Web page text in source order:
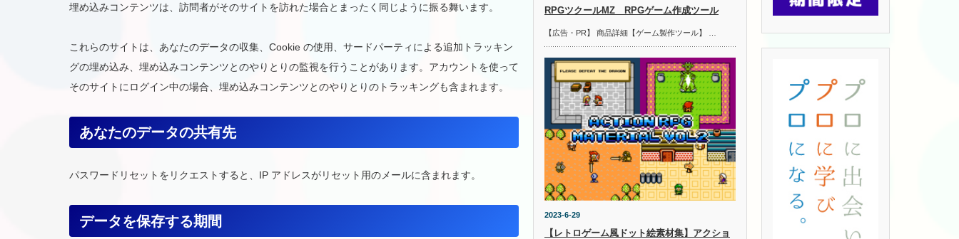
埋め込みコンテンツは、訪問者がそのサイトを訪れた場合とまったく同じように振る舞います。
これらのサイトは、あなたのデータの収集、Cookie の使用、サードパーティによる追加トラッキン
グの埋め込み、埋め込みコンテンツとのやりとりの監視を行うことがあります。アカウントを使って
そのサイトにログイン中の場合、埋め込みコンテンツとのやりとりのトラッキングも含まれます。
あなたのデータの共有先
パスワードリセットをリクエストすると、IP アドレスがリセット用のメールに含まれます。
データを保存する期間
RPGツクールMZ RPGゲーム作成ツール
【広告・PR】 商品詳細【ゲーム製作ツール】 …
2023-6-29
【レトロゲーム風ドット絵素材集】アクショ